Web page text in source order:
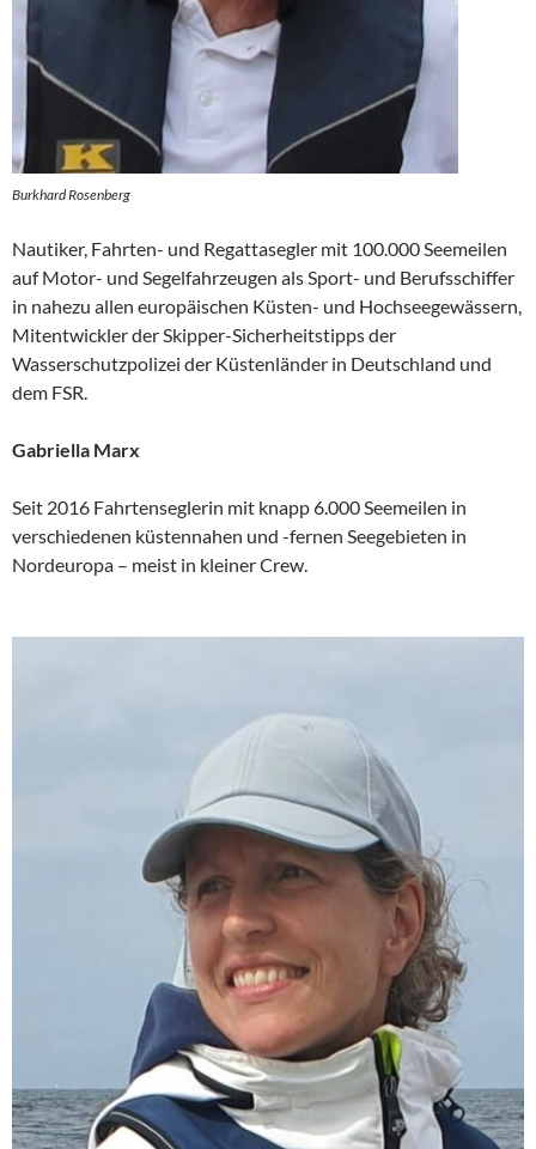
Burkhard Rosenberg
Nautiker, Fahrten- und Regattasegler mit 100.000 Seemeilen
auf Motor- und Segelfahrzeugen als Sport- und Berufsschiffer
in nahezu allen europäischen Küsten- und Hochseegewässern,
Mitentwickler der Skipper-Sicherheitstipps der
Wasserschutzpolizei der Küstenländer in Deutschland und
dem FSR.
Gabriella Marx
Seit 2016 Fahrtenseglerin mit knapp 6.000 Seemeilen in
verschiedenen küstennahen und -fernen Seegebieten in
Nordeuropa – meist in kleiner Crew.